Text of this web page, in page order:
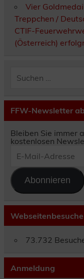
Vier
Treppchen /
CTIF-
(Österreich)
FFW-Newsletter
Bleiben Sie immer
kostenlosen
Mail-
Abonnieren
Webseitenbesuche
73.732
Anmeldung